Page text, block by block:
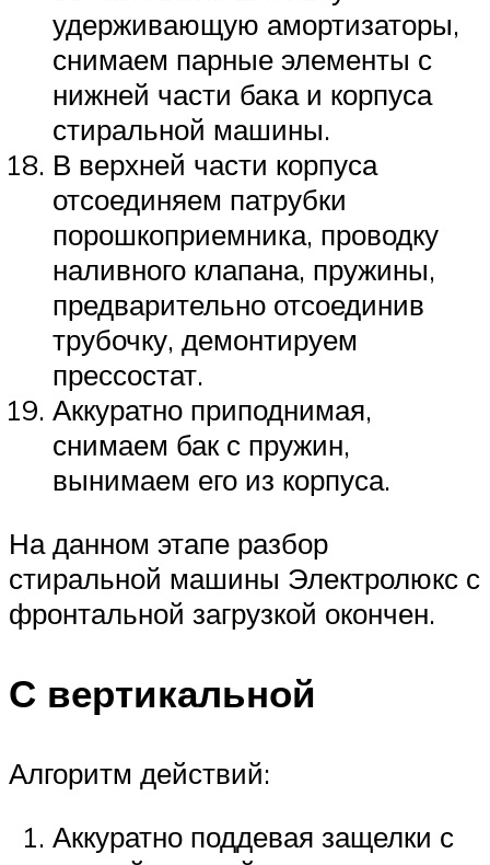
удерживающую амортизаторы,
снимаем парные элементы с
нижней части бака и корпуса
стиральной машины.
В верхней части корпуса
отсоединяем патрубки
порошкоприемника, проводку
наливного клапана, пружины,
предварительно отсоединив
трубочку, демонтируем
прессостат.
Аккуратно приподнимая,
снимаем бак с пружин,
вынимаем его из корпуса.
На данном этапе разбор
стиральной машины Электролюкс с
фронтальной загрузкой окончен.
С вертикальной
Алгоритм действий:
Аккуратно поддевая защелки с